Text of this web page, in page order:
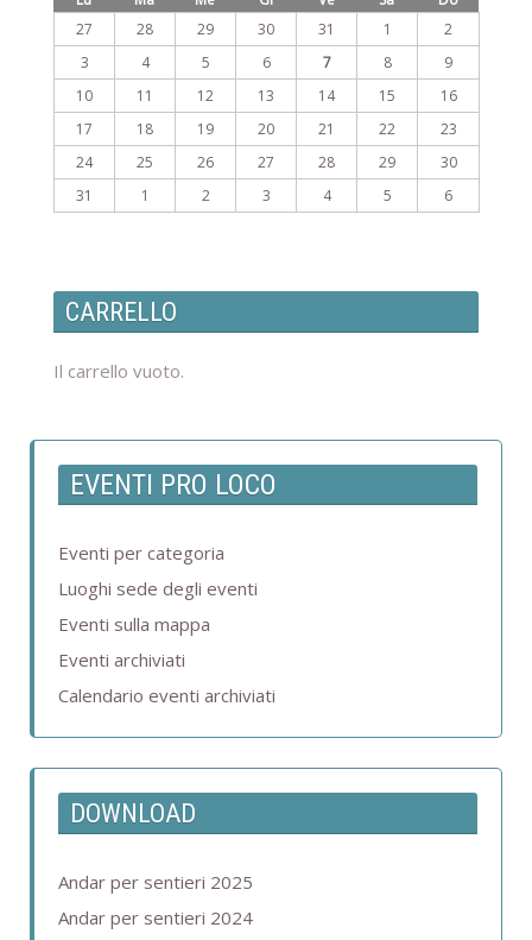
27
28 29 30 31 1
2
3
4 5 6 7 8
9
10
11 12 13 14 15
16
17
18 19 20 21 22
23
24
25 26 27 28 29
30
31
1 2 3 4 5 6
CARRELLO
Il carrello vuoto.
EVENTI PRO LOCO
Eventi per categoria
Luoghi sede degli eventi
Eventi sulla mappa
Eventi archiviati
Calendario eventi archiviati
DOWNLOAD
Andar per sentieri 2025
Andar per sentieri 2024